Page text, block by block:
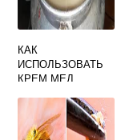
КАК
ИСПОЛЬЗОВАТЬ
КРЕМ МЕД